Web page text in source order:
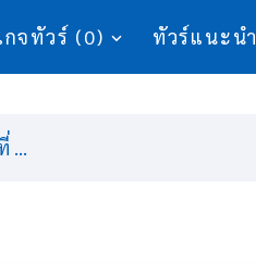
จทัวร์ (0) ทัวร์แนะนำ
...